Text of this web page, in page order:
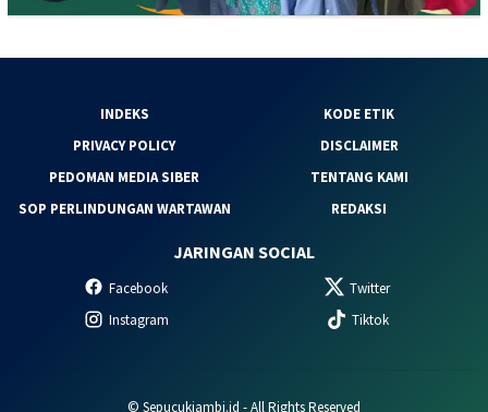
INDEKS
KODE ETIK
PRIVACY POLICY
DISCLAIMER
PEDOMAN MEDIA SIBER
TENTANG KAMI
SOP PERLINDUNGAN WARTAWAN
REDAKSI
JARINGAN SOCIAL
Facebook
Twitter
Instagram
Tiktok
© Sepucukjambi.id - All Rights Reserved